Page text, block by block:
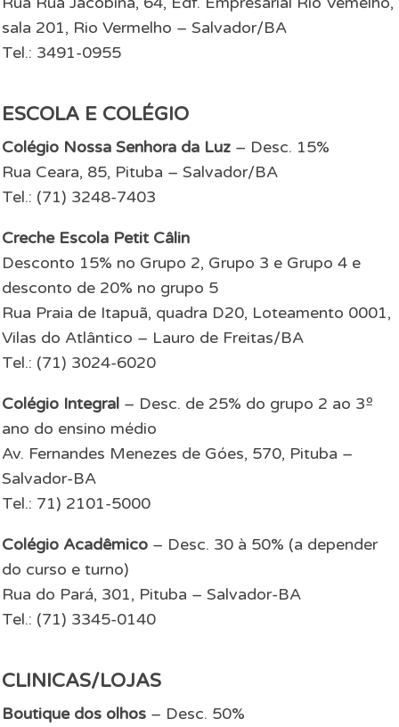
sala 201, Rio Vermelho – Salvador/BA
Tel.: 3491-0955
ESCOLA E COLÉGIO
Colégio Nossa Senhora da Luz – Desc. 15%
Rua Ceara, 85, Pituba – Salvador/BA
Tel.: (71) 3248-7403
Creche Escola Petit Câlin
Desconto 15% no Grupo 2, Grupo 3 e Grupo 4 e
desconto de 20% no grupo 5
Rua Praia de Itapuã, quadra D20, Loteamento 0001,
Vilas do Atlântico – Lauro de Freitas/BA
Tel.: (71) 3024-6020
Colégio Integral – Desc. de 25% do grupo 2 ao 3º
ano do ensino médio
Av. Fernandes Menezes de Góes, 570, Pituba –
Salvador-BA
Tel.: 71) 2101-5000
Colégio Acadêmico – Desc. 30 à 50% (a depender
do curso e turno)
Rua do Pará, 301, Pituba – Salvador-BA
Tel.: (71) 3345-0140
CLINICAS/LOJAS
Boutique dos olhos – Desc. 50%